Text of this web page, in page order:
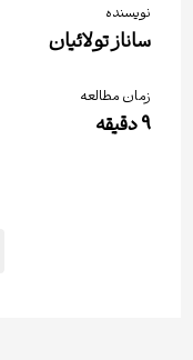
نویسنده
ساناز تولائيان
زمان مطالعه
9دقیقه